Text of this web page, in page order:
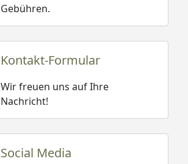
Gebühren.
Kontakt-Formular
Wir freuen uns auf Ihre
Nachricht!
Social Media